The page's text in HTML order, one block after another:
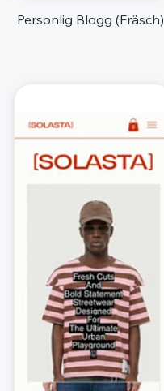
Personlig Blogg (Fräsch)